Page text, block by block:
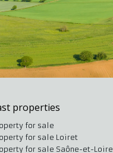
properties
for sale
for sale Loiret
for sale Saône-et-Loire